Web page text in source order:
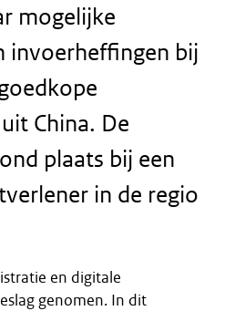
mogelijke
invoerheffingen bij
China. De
plaats bij een
in de regio
en digitale
genomen. In dit